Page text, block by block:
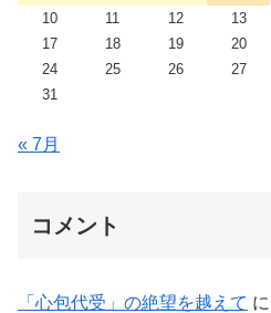
10
11 12 13
17
18 19 20
24
25 26 27
31
« 7月
コメント
「心包代受」の絶望を越えて に